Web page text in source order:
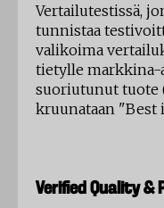
Vertailutestissä,
tunnistaa
valikoima
tietylle markkina-
suoriutunut tuote
kruunataan "Best
Verified Quality &